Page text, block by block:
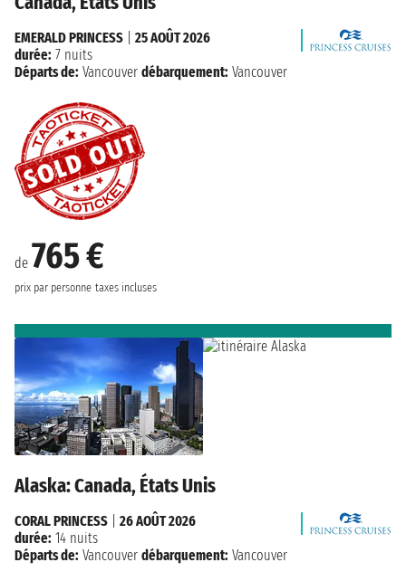
de 765 €
prix par personne taxes incluses
EMERALD PRINCESS
25 AOÛT 2026
durée: 7 nuits
Départs de: Vancouver débarquement: Vancouver
Alaska: Canada, États Unis
CORAL PRINCESS
26 AOÛT 2026
durée: 14 nuits
Départs de: Vancouver débarquement: Vancouver